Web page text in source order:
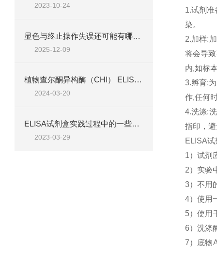
2023-10-24
显色与终止操作失误还可能有哪些原因？
2025-12-09
植物查尔酮异构酶（CHI） ELISA检测试剂盒说明
2024-03-20
ELISA试剂盒实践过程中的一些技巧
2023-03-29
1.试剂
染。
2.加样:
将会导
内,如标
3.孵育:
作,任何
4.洗涤:
指印，
ELISA
1）试剂
2）实验
3）不用
4）使用
5）使用
6）洗涤
7）底物